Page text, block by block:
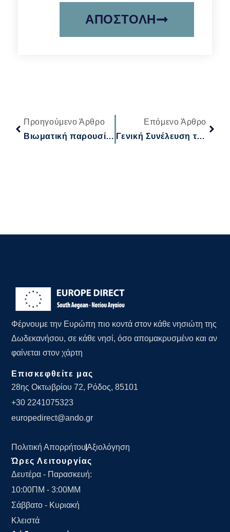
ΑΠΟΣΤΟΛΉ
Προηγούμενο Άρθρο
Βιωματική παρουσίαση: Δεν υπάρχει μη λεκτικός αυτισμός
Επόμενο Άρθρο
Γενική Συνέλευση των μετόχων της ΑΝΔΩ ΑΕ
Φέρνουμε την Ευρώπη πιο κοντά στον κάθε νησιώτη της
Δωδεκανήσου, σε κάθε νησί, όσο απομακρυσμένο και αν
φαίνεται στον χάρτη
Επισκεφθείτε μας
28ης Οκτωβρίου 72, Ρόδος, 85101
+30 2241075323
europedirect@ando.gr
Πολιτική ΑπορρήτουΑξιολόγηση
Ώρες Λειτουργίας
Δευτέρα - Παρασκευή:
10:00ΠΜ - 3:00ΜΜ
Σάββατο - Κυριακή
Κλειστά